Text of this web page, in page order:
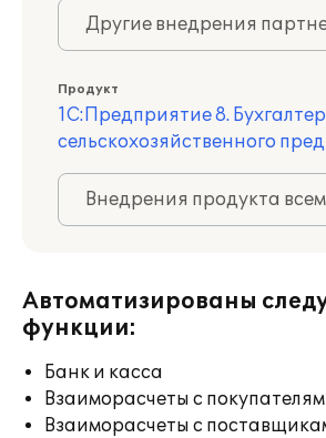
Другие внедрения
Продукт
1С:Предприятие 8.
сельскохозяйственного
Внедрения продукта
Автоматизированы
функции:
Банк и касса
Взаиморасчеты с
Взаиморасчеты с